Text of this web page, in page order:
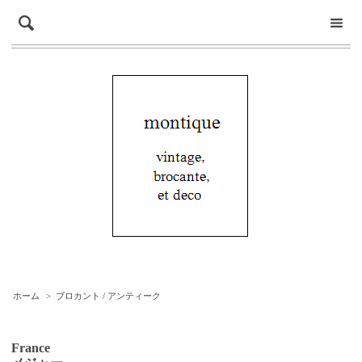
ホーム > ブロカント / アンティーク
France